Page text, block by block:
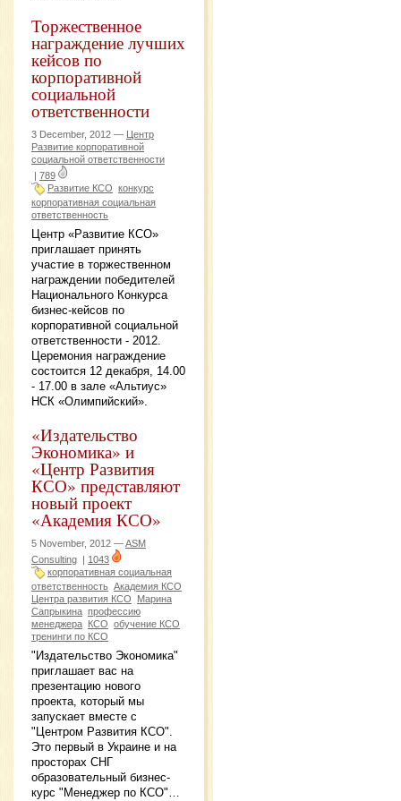
Торжественное
награждение лучших
кейсов по
корпоративной
социальной
ответственности
3 December, 2012 — Центр
Развитие корпоративной
социальной ответственности
| 789
Развитие КСО конкурс
корпоративная социальная
ответственность
Центр «Развитие КСО»
приглашает принять
участие в торжественном
награждении победителей
Национального Конкурса
бизнес-кейсов по
корпоративной социальной
ответственности - 2012.
Церемония награждение
состоится 12 декабря, 14.00
- 17.00 в зале «Альтиус»
НСК «Олимпийский».
«Издательство
Экономика» и
«Центр Развития
КСО» представляют
новый проект
«Академия КСО»
5 November, 2012 —ASM
Consulting | 1043
корпоративная социальная
ответственность Академия КСО
Центра развития КСО
Марина
Сапрыкина профессию
менеджера КСО обучение КСО
тренинги по КСО
"Издательство Экономика"
приглашает вас на
презентацию нового
проекта, который мы
запускает вместе с
"Центром Развития КСО".
Это первый в Украине и на
просторах СНГ
образовательный бизнес-
курс "Менеджер по КСО"…